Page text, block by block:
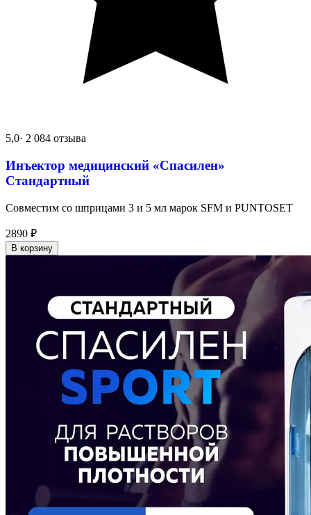
5,0· 2 084 отзыва
Инъектор медицинский «Спасилен»
Стандартный
Совместим со шприцами 3 и 5 мл марок SFM и PUNTOSET
2890 ₽
В корзину